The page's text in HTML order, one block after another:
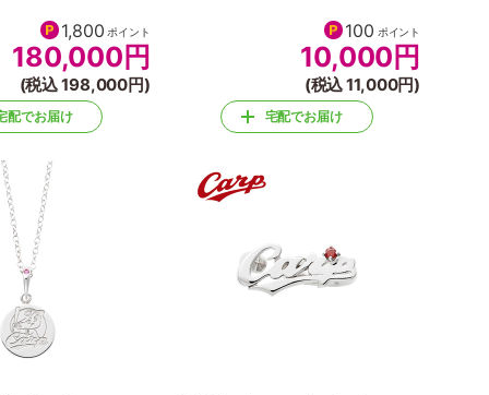
1,800 ポイント
180,000 円
(税込 198,000円)
配でお届け
100 ポイント
10,000 円
(税込 11,000円)
宅配でお届け